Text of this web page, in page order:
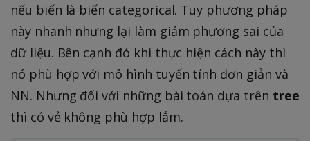
nếu biến là biến categorical. Tuy phương pháp
này nhanh nhưng lại làm giảm phương sai của
dữ liệu. Bên cạnh đó khi thực hiện cách này thì
nó phù hợp với mô hình tuyến tính đơn giản và
NN. Nhưng đối với những bài toán dựa trên tree
thì có vẻ không phù hợp lắm.